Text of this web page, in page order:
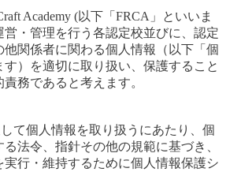
Academy (以下「FRCA」といいま
営・管理を行う 各認定校並びに
認定
他関係者に関わる個人情報（以下「個
す）を適切に取り扱い、保護すること
務であると考えます。
て個人情報を取り扱うにあたり、個
る法令、指針その他の規範に基づき、
実行・維持するために個人情報保護シ